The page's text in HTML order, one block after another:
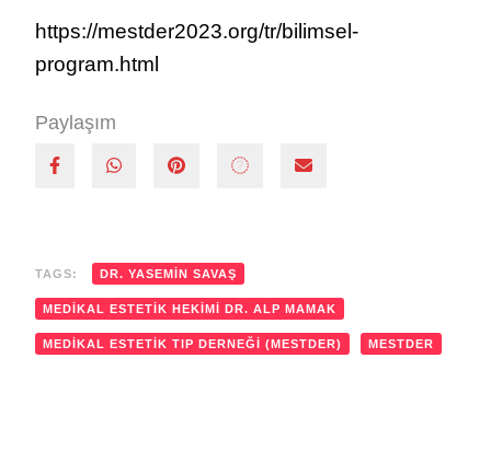
https://mestder2023.org/tr/bilimsel-
program.html
Paylaşım
TAGS: DR. YASEMIN SAVAŞ
MEDIKAL ESTETIK HEKIMI DR. ALP MAMAK
MEDIKAL ESTETIK TIP DERNEĞI (MESTDER) MESTDER